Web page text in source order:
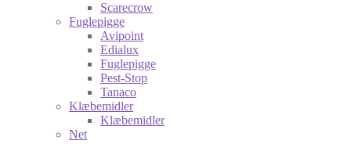
Scarecrow
Fuglepigge
Avipoint
Edialux
Fuglepigge
Pest-Stop
Tanaco
Klæbemidler
Klæbemidler
Net